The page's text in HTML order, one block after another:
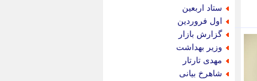
ستاد اربعین
اول فروردین
گزارش بازار
وزیر بهداشت
مهدی تارتار
شاهرخ بیانی